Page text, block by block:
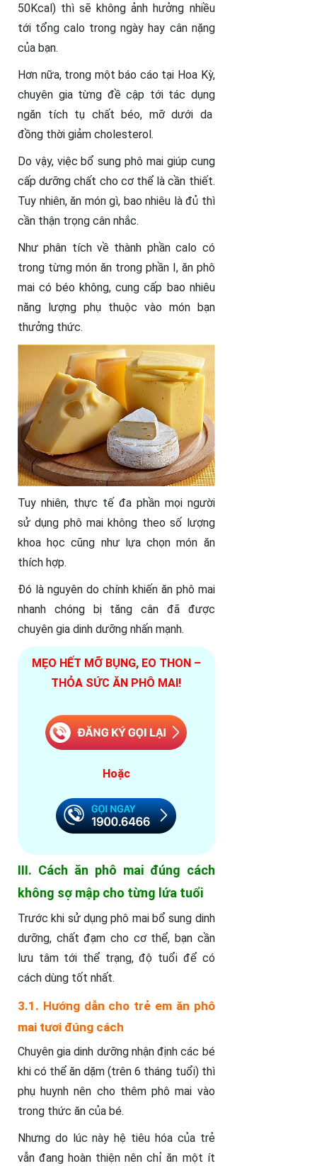
50Kcal) thì sẽ không ảnh hưởng nhiều
tới tổng calo trong ngày hay cân nặng
của bạn.
Hơn nữa, trong một báo cáo tại Hoa Kỳ,
chuyên gia từng đề cập tới tác dụng
ngăn tích tụ chất béo, mỡ dưới da
đồng thời giảm cholesterol.
Do vậy, việc bổ sung phô mai giúp cung
cấp dưỡng chất cho cơ thể là cần thiết.
Tuy nhiên, ăn món gì, bao nhiêu là đủ thì
cần thận trọng cân nhắc.
Như phân tích về thành phần calo có
trong từng món ăn trong phần I, ăn phô
mai có béo không, cung cấp bao nhiêu
năng lượng phụ thuộc vào món bạn
thưởng thức.
Tuy nhiên, thực tế đa phần mọi người
sử dụng phô mai không theo số lượng
khoa học cũng như lựa chọn món ăn
thích hợp.
Đó là nguyên do chính khiến ăn phô mai
nhanh chóng bị tăng cân đã được
chuyên gia dinh dưỡng nhấn mạnh.
MẸO HẾT MỠ BỤNG, EO THON –
THỎA SỨC ĂN PHÔ MAI!
Hoặc
III. Cách ăn phô mai đúng cách
không sợ mập cho từng lứa tuổi
Trước khi sử dụng phô mai bổ sung dinh
dưỡng, chất đạm cho cơ thể, bạn cần
lưu tâm tới thể trạng, độ tuổi để có
cách dùng tốt nhất.
3.1. Hướng dẫn cho trẻ em ăn phô
mai tươi đúng cách
Chuyên gia dinh dưỡng nhận định các bé
khi có thể ăn dặm (trên 6 tháng tuổi) thì
phụ huynh nên cho thêm phô mai vào
trong thức ăn của bé.
Nhưng do lúc này hệ tiêu hóa của trẻ
vẫn đang hoàn thiện nên chỉ ăn một ít